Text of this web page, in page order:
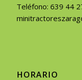
Teléfono: 639 44
HORARIO